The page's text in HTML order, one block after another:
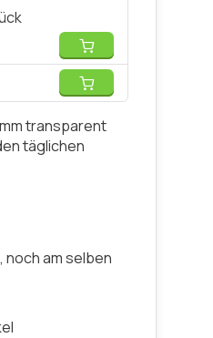
transparent
täglichen
noch am selben